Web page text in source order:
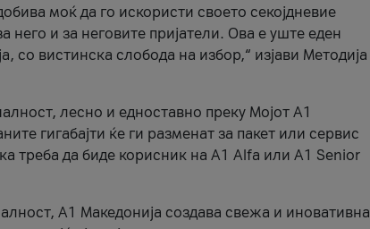
моќ да го искористи своето секојдневие
и за неговите пријатели. Ова е уште еден
со вистинска слобода на избор,“ изјави Методија
лесно и едноставно преку Мојот А1
гигабајти ќе ги разменат за пакет или сервис
треба да биде корисник на А1 Alfa или A1 Senior
А1 Македонија создава свежа и иновативна